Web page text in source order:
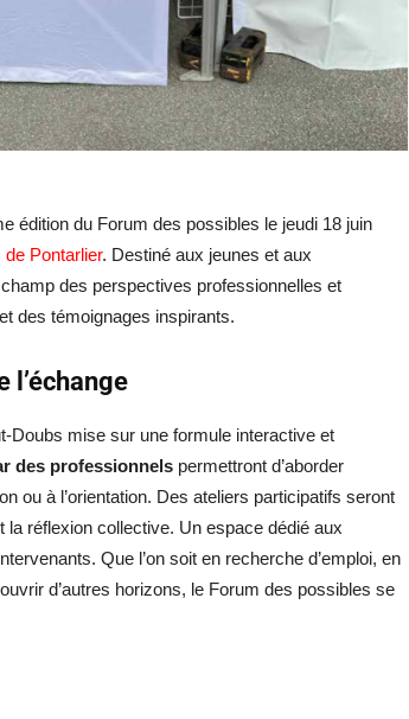
édition du Forum des possibles le jeudi 18 juin
Pontarlier. Destiné aux jeunes et aux
des perspectives professionnelles et
des témoignages inspirants.
l’échange
Doubs mise sur une formule interactive et
des professionnels permettront d’aborder
ou à l’orientation. Des ateliers participatifs seront
la réflexion collective. Un espace dédié aux
Que l’on soit en recherche d’emploi, en
d’autres horizons, le Forum des possibles se